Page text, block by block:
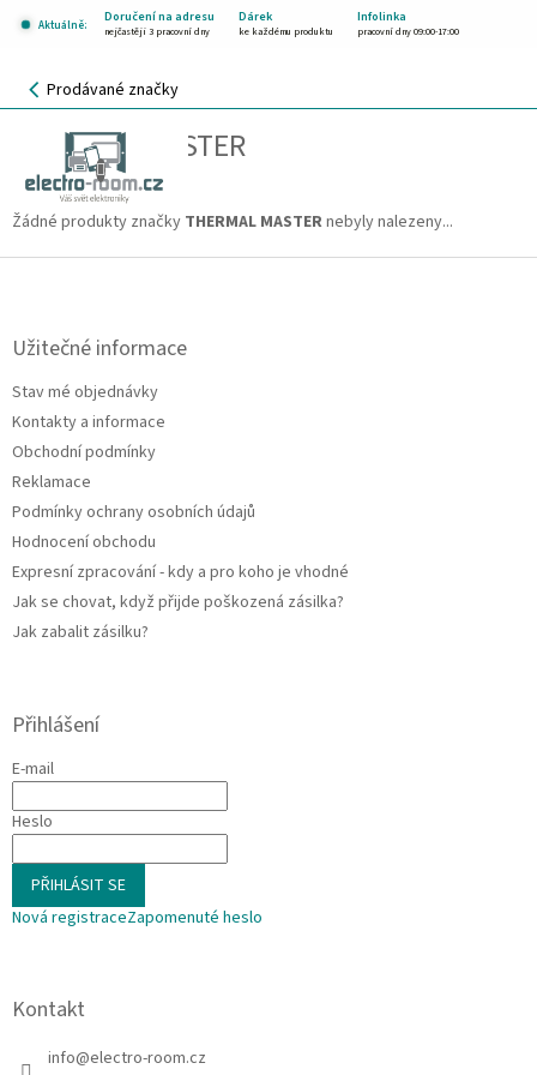
Aktuálně:
Doručení na adresu Dárek Infolinka
nejčastěji 3 pracovní dny ke každému produktu pracovní dny 09:00-17:00
NÁKUPNÍ
KOŠÍK
Prodávané značky
THERMAL MASTER
Žádné produkty značky THERMAL MASTERnebyly nalezeny...
Z
Užitečné informace
Stav mé objednávky
Kontakty a informace
Obchodní podmínky
Reklamace
Podmínky ochrany osobních údajů
Hodnocení obchodu
Expresní zpracování - kdy a pro koho je vhodné
Jak se chovat, když přijde poškozená zásilka?
Jak zabalit zásilku?
Přihlášení
E-mail
Heslo
PŘIHLÁSIT SE
Nová registraceZapomenuté heslo
Kontakt
info@electro-room.cz